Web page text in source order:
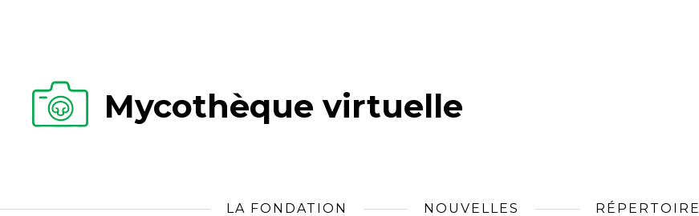
Mycothèque virtuelle
LA FONDATION NOUVELLES RÉPERTOIRE